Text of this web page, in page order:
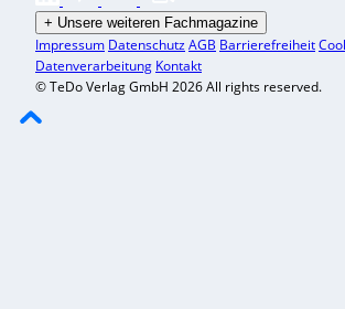
+ Unsere weiteren Fachmagazine
Impressum DatenschutzAGB Barrierefreiheit
Datenverarbeitung Kontakt
© TeDo Verlag GmbH 2026 All rights reserved.